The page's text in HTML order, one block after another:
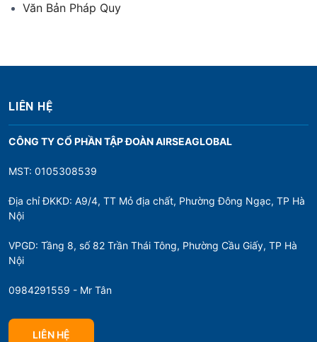
Văn Bản Pháp Quy
LIÊN HỆ
CÔNG TY CỔ PHẦN TẬP ĐOÀN AIRSEAGLOBAL
MST: 0105308539
Địa chỉ ĐKKD: A9/4, TT Mỏ địa chất, Phường Đông Ngạc, TP Hà
Nội
VPGD: Tầng 8, số 82 Trần Thái Tông, Phường Cầu Giấy, TP Hà
Nội
0984291559 - Mr Tân
LIÊN HỆ